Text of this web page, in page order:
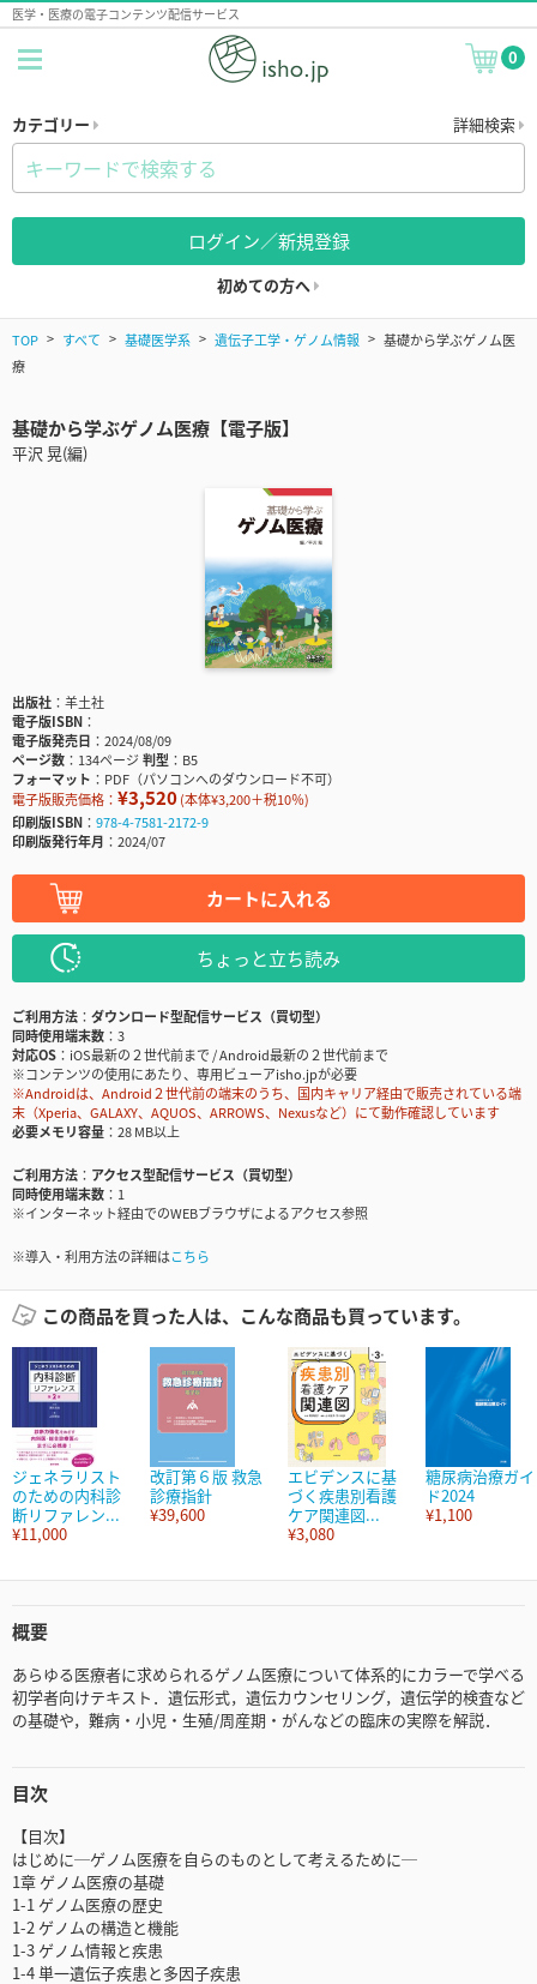
医学・医療の電子コンテンツ配信サービス
0
カテゴリー 詳細検索
ログイン／新規登録
初めての方へ
TOP すべて 基礎医学系 遺伝子工学・ゲノム情報
基礎から学ぶゲノム医
療
基礎から学ぶゲノム医療【電子版】
平沢 晃(編)
出版社
羊土社
電子版ISBN
電子版発売日
2024/08/09
ページ数
134ページ判型
B5
フォーマット
PDF（パソコンへのダウンロード不可）
電子版販売価格： ¥3,520(本体¥3,200＋税10％)
印刷版ISBN
978-4-7581-2172-9
印刷版発行年月
2024/07
カートに入れる
ちょっと立ち読み
ご利用方法
ダウンロード型配信サービス（買切型）
同時使用端末数
3
対応OS
iOS最新の２世代前まで / Android最新の２世代前まで
※コンテンツの使用にあたり、専用ビューアisho.jpが必要
※Androidは、Android２世代前の端末のうち、国内キャリア経由で販売されている端
末（Xperia、GALAXY、AQUOS、ARROWS、Nexusなど）にて動作確認しています
必要メモリ容量
28 MB以上
ご利用方法
アクセス型配信サービス（買切型）
同時使用端末数
1
※インターネット経由でのWEBブラウザによるアクセス参照
※導入・利用方法の詳細はこちら
この商品を買った人は、こんな商品も買っています。
ジェネラリスト
のための内科診
断リファレン...
¥11,000
改訂第６版 救急
診療指針
¥39,600
エビデンスに基
づく疾患別看護
ケア関連図...
¥3,080
糖尿病治療ガイ
ド2024
¥1,100
概要
あらゆる医療者に求められるゲノム医療について体系的にカラーで学べる
初学者向けテキスト．遺伝形式，遺伝カウンセリング，遺伝学的検査など
の基礎や，難病・小児・生殖/周産期・がんなどの臨床の実際を解説．
目次
【目次】
はじめに─ゲノム医療を自らのものとして考えるために─
1章 ゲノム医療の基礎
1-1 ゲノム医療の歴史
1-2 ゲノムの構造と機能
1-3 ゲノム情報と疾患
1-4 単一遺伝子疾患と多因子疾患